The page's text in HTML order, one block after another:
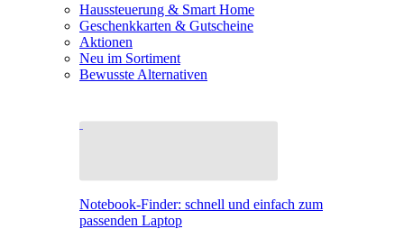
Haussteuerung & Smart Home
Geschenkkarten & Gutscheine
Aktionen
Neu im Sortiment
Bewusste Alternativen
Notebook-Finder: schnell und einfach zum
passenden Laptop